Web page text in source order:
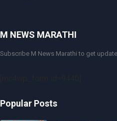
M NEWS MARATHI
Subscribe M News Marathi to get
Popular Posts